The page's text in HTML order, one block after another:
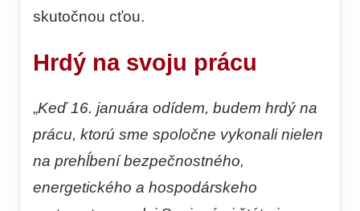
skutočnou cťou.
Hrdý na svoju prácu
„Keď 16. januára odídem, budem hrdý na
prácu, ktorú sme spoločne vykonali nielen
na prehĺbení bezpečnostného,
energetického a hospodárskeho